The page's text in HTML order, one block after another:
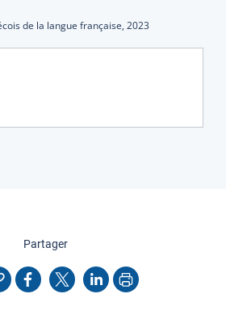
de la langue française, 2023
Partagercette page
l'adresse
Facebook
X LinkedInImprimer